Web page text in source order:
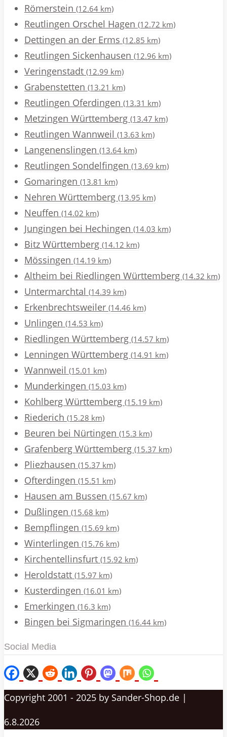
Römerstein (12.64 km)
Reutlingen Orschel Hagen (12.72 km)
Dettingen an der Erms (12.85 km)
Reutlingen Sickenhausen (12.96 km)
Veringenstadt (12.99 km)
Grabenstetten (13.21 km)
Reutlingen Oferdingen (13.31 km)
Metzingen Württemberg (13.47 km)
Reutlingen Wannweil (13.63 km)
Langenenslingen (13.64 km)
Reutlingen Sondelfingen (13.69 km)
Gomaringen (13.81 km)
Nehren Württemberg (13.95 km)
Neuffen (14.02 km)
Jungingen bei Hechingen (14.03 km)
Bitz Württemberg (14.12 km)
Mössingen (14.19 km)
Altheim bei Riedlingen Württemberg (14.32 km)
Untermarchtal (14.39 km)
Erkenbrechtsweiler (14.46 km)
Unlingen (14.53 km)
Riedlingen Württemberg (14.57 km)
Lenningen Württemberg (14.91 km)
Wannweil (15.01 km)
Munderkingen (15.03 km)
Kohlberg Württemberg (15.19 km)
Riederich (15.28 km)
Beuren bei Nürtingen (15.3 km)
Grafenberg Württemberg (15.37 km)
Pliezhausen (15.37 km)
Ofterdingen (15.51 km)
Hausen am Bussen (15.67 km)
Dußlingen (15.68 km)
Bempflingen (15.69 km)
Winterlingen (15.76 km)
Kirchentellinsfurt (15.92 km)
Heroldstatt (15.97 km)
Kusterdingen (16.01 km)
Emerkingen (16.3 km)
Bingen bei Sigmaringen (16.44 km)
Social Media
Copyright 2001 - 2025 by Sander-Shop.de |
6.8.2026